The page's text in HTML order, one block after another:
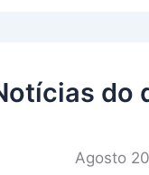
do
Agosto